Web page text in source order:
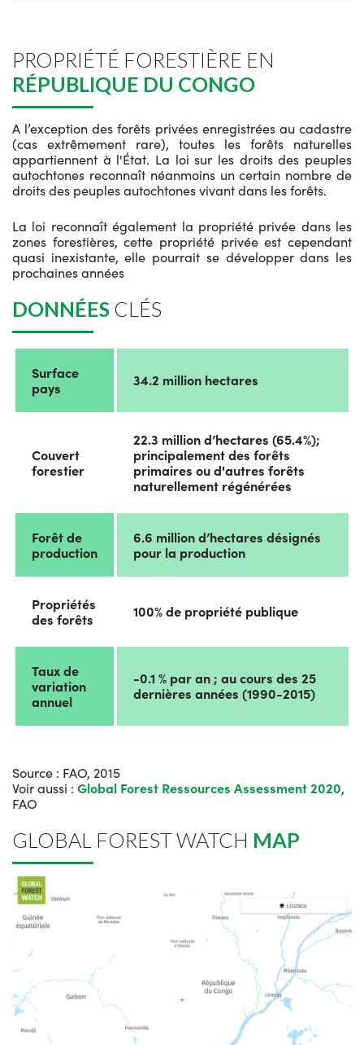
PROPRIÉTÉ FORESTIÈRE EN
RÉPUBLIQUE DU CONGO
A l’exception des forêts privées enregistrées au cadastre
(cas extrêmement rare), toutes les forêts naturelles
appartiennent à l'État. La loi sur les droits des peuples
autochtones reconnaît néanmoins un certain nombre de
droits des peuples autochtones vivant dans les forêts.
La loi reconnaît également la propriété privée dans les
zones forestières, cette propriété privée est cependant
quasi inexistante, elle pourrait se développer dans les
prochaines années
DONNÉES CLÉS
Surface
pays
34.2 million hectares
Couvert
forestier
22.3 million d’hectares (65.4%);
principalement des forêts
primaires ou d'autres forêts
naturellement régénérées
Forêt de
production
6.6 million d’hectares désignés
pour la production
Propriétés
des forêts
100% de propriété publique
Taux de
variation
annuel
-0.1 % par an ; au cours des 25
dernières années (1990-2015)
Source : FAO, 2015
Voir aussi : Global Forest Ressources Assessment 2020,
FAO
GLOBAL FOREST WATCH MAP